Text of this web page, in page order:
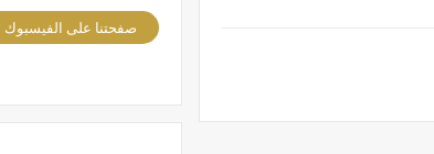
صفحتنا على الفيسبوك